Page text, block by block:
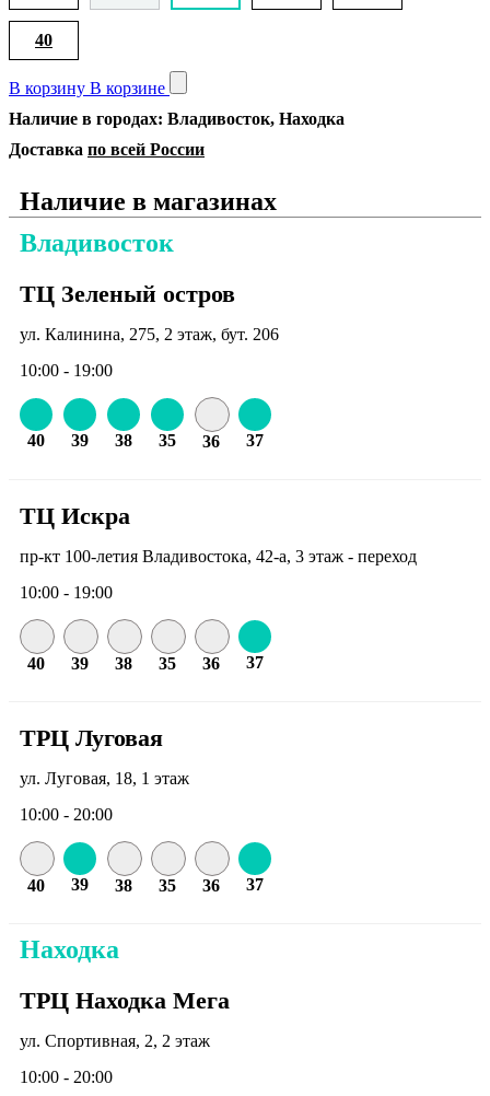
40
В корзину В корзине
Наличие в городах: Владивосток, Находка
Доставка по всей России
Наличие в магазинах
Владивосток
ТЦ Зеленый остров
ул. Калинина, 275, 2 этаж, бут. 206
10:00 - 19:00
40 39 38 35 36 37
ТЦ Искра
пр-кт 100-летия Владивостока, 42-а, 3 этаж - переход
10:00 - 19:00
40 39 38 35 36 37
ТРЦ Луговая
ул. Луговая, 18, 1 этаж
10:00 - 20:00
40 39 38 35 36 37
Находка
ТРЦ Находка Мега
ул. Спортивная, 2, 2 этаж
10:00 - 20:00